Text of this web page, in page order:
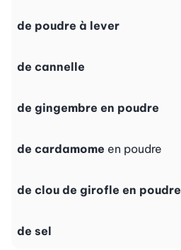
de poudre à lever
de cannelle
de gingembre en poudre
de cardamome en poudre
de clou de girofle en poudre
de sel